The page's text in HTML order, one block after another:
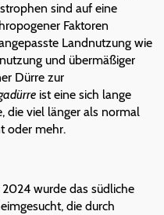
sind auf eine
Faktoren
Landnutzung wie
und übermäßiger
Dürre zur
ist eine sich lange
die viel länger als normal
oder mehr.
wurde das südliche
die durch